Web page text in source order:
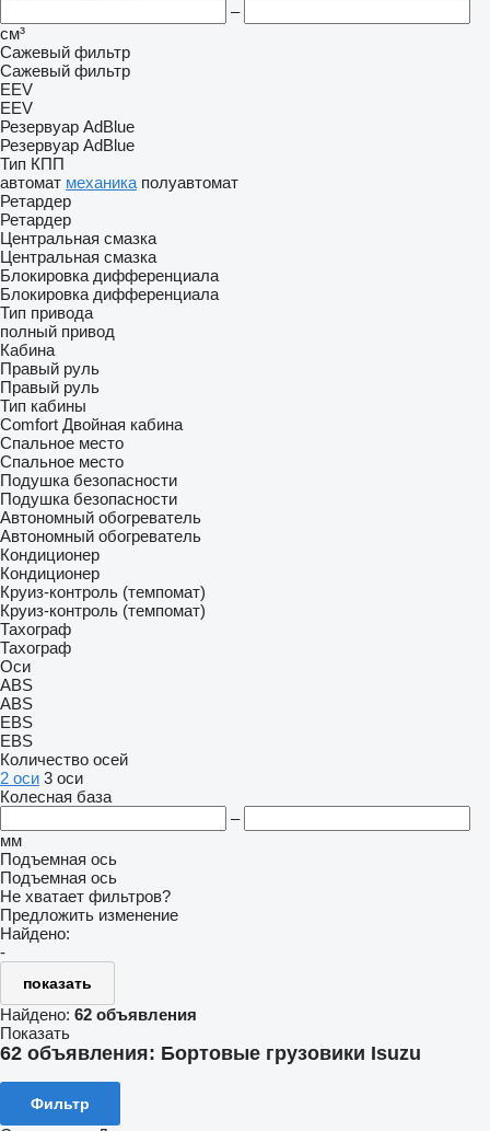
–
см³
Сажевый фильтр
Сажевый фильтр
EEV
EEV
Резервуар AdBlue
Резервуар AdBlue
Тип КПП
автомат механика полуавтомат
Ретардер
Ретардер
Центральная смазка
Центральная смазка
Блокировка дифференциала
Блокировка дифференциала
Тип привода
полный привод
Кабина
Правый руль
Правый руль
Тип кабины
Comfort Двойная кабина
Спальное место
Спальное место
Подушка безопасности
Подушка безопасности
Автономный обогреватель
Автономный обогреватель
Кондиционер
Кондиционер
Круиз-контроль (темпомат)
Круиз-контроль (темпомат)
Тахограф
Тахограф
Оси
ABS
ABS
EBS
EBS
Количество осей
2 оси 3 оси
Колесная база
–
мм
Подъемная ось
Подъемная ось
Не хватает фильтров?
Предложить изменение
Найдено:
-
показать
Найдено: 62 объявления
Показать
62 объявления: Бортовые грузовики Isuzu
Фильтр